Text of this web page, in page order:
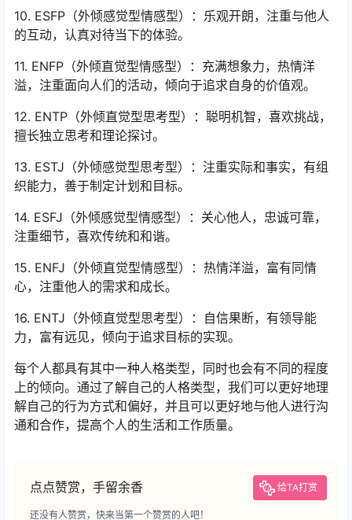
10. ESFP（外倾感觉型情感型）：乐观开朗，注重与他人
的互动，认真对待当下的体验。
11. ENFP（外倾直觉型情感型）：充满想象力，热情洋
溢，注重面向人们的活动，倾向于追求自身的价值观。
12. ENTP（外倾直觉型思考型）：聪明机智，喜欢挑战，
擅长独立思考和理论探讨。
13. ESTJ（外倾感觉型思考型）：注重实际和事实，有组
织能力，善于制定计划和目标。
14. ESFJ（外倾感觉型情感型）：关心他人，忠诚可靠，
注重细节，喜欢传统和和谐。
15. ENFJ（外倾直觉型情感型）：热情洋溢，富有同情
心，注重他人的需求和成长。
16. ENTJ（外倾直觉型思考型）：自信果断，有领导能
力，富有远见，倾向于追求目标的实现。
每个人都具有其中一种人格类型，同时也会有不同的程度
上的倾向。通过了解自己的人格类型，我们可以更好地理
解自己的行为方式和偏好，并且可以更好地与他人进行沟
通和合作，提高个人的生活和工作质量。
点点赞赏，手留余香 给TA打赏
还没有人赞赏，快来当第一个赞赏的人吧！